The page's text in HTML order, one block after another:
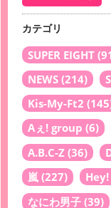
カテゴリ
SUPER EIGHT
NEWS (214)
Kis-My-Ft2
Aぇ! group (6)
A.B.C-Z (36)
嵐 (227) Hey!
なにわ男子 (39)